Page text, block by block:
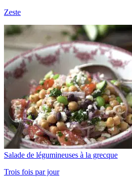
Zeste
Salade de légumineuses à la grecque
Trois fois par jour